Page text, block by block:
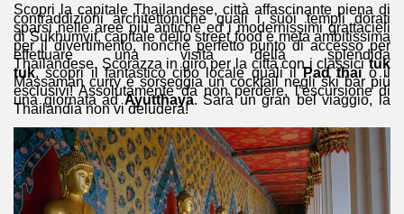
Scopri la capitale Thailandese, città affascinante piena di
contraddizioni architettoniche quali i suoi templi dorati
sparsi nelle aree più antiche ed i modernissimi grattacieli
di Sukhumvit, capitale dello street food e meta ambitissima
per il divertimento, nonché perfetto punto di accesso per
effettuare una visita della splendida
Thailandese. Scorazza in giro per la città con i classicituk
tuk, scopri il fantastico cibo locale quali ilPad thaio il
Massaman curry e sorseggia un cocktail negli ski bar più
esclusivi! Assolutamente da non perdere, l’escursione di
una giornata adAyutthaya. Sarà un gran bel viaggio, la
Thailandia non vi deluderà!